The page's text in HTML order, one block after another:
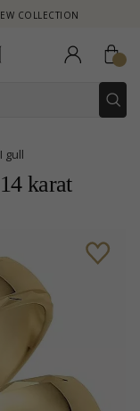
| AURA
I gull
karat